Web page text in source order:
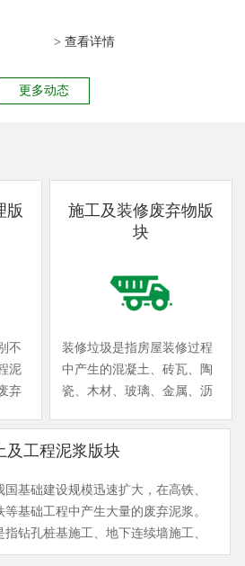
> 查看详情
更多动态
版
不
泥
弃
道
水
拆
工
废
施工及装修废弃物版
块
装修垃圾是指房屋装修过程
中产生的混凝土、砖瓦、陶
瓷、木材、玻璃、金属、沥
（公装）和家庭住宅装饰装
分复杂。作为建筑垃圾的一
个类别，目前其收运和处理
全部通过市场化方式解决，
及工程泥浆版块
国基础建设规模迅速扩大，在高铁、
等基础工程中产生大量的废弃泥浆。
指钻孔桩基施工、地下连续墙施工、
工、水平定向钻及泥水顶管等施工产